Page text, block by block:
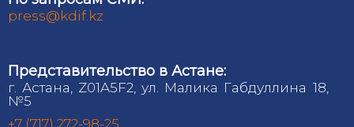
press@kdif.kz
Представительство в Астане:
г. Астана, Z01A5F2, ул. Малика Габдуллина 18,
№5